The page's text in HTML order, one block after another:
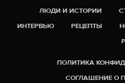
ЛЮДИ И ИСТОРИИ
ИНТЕРВЬЮ
РЕЦЕПТЫ
ПОЛИТИКА
СОГЛАШЕНИЕ О